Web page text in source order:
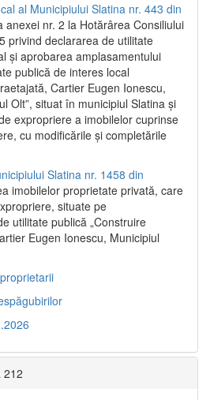
al Municipiului Slatina nr. 443 din
anexei nr. 2 la Hotărârea Consiliului
privind declararea de utilitate
şi aprobarea amplasamentului
publică de interes local
Cartier Eugen Ionescu,
Olt”, situat în municipiul Slatina şi
expropriere a imobilelor cuprinse
cu modificările şi completările
Slatina nr. 1458 din
imobilelor proprietate privată, care
situate pe
utilitate publică „Construire
Eugen Ionescu, Municipiul
212